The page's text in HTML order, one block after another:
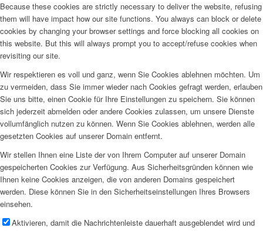
Because these cookies are strictly necessary to deliver the website, refusing
them will have impact how our site functions. You always can block or delete
cookies by changing your browser settings and force blocking all cookies on
this website. But this will always prompt you to accept/refuse cookies when
revisiting our site.
Wir respektieren es voll und ganz, wenn Sie Cookies ablehnen möchten. Um
zu vermeiden, dass Sie immer wieder nach Cookies gefragt werden, erlauben
Sie uns bitte, einen Cookie für Ihre Einstellungen zu speichern. Sie können
sich jederzeit abmelden oder andere Cookies zulassen, um unsere Dienste
vollumfänglich nutzen zu können. Wenn Sie Cookies ablehnen, werden alle
gesetzten Cookies auf unserer Domain entfernt.
Wir stellen Ihnen eine Liste der von Ihrem Computer auf unserer Domain
gespeicherten Cookies zur Verfügung. Aus Sicherheitsgründen können wie
Ihnen keine Cookies anzeigen, die von anderen Domains gespeichert
werden. Diese können Sie in den Sicherheitseinstellungen Ihres Browsers
einsehen.
Aktivieren, damit die Nachrichtenleiste dauerhaft ausgeblendet wird und